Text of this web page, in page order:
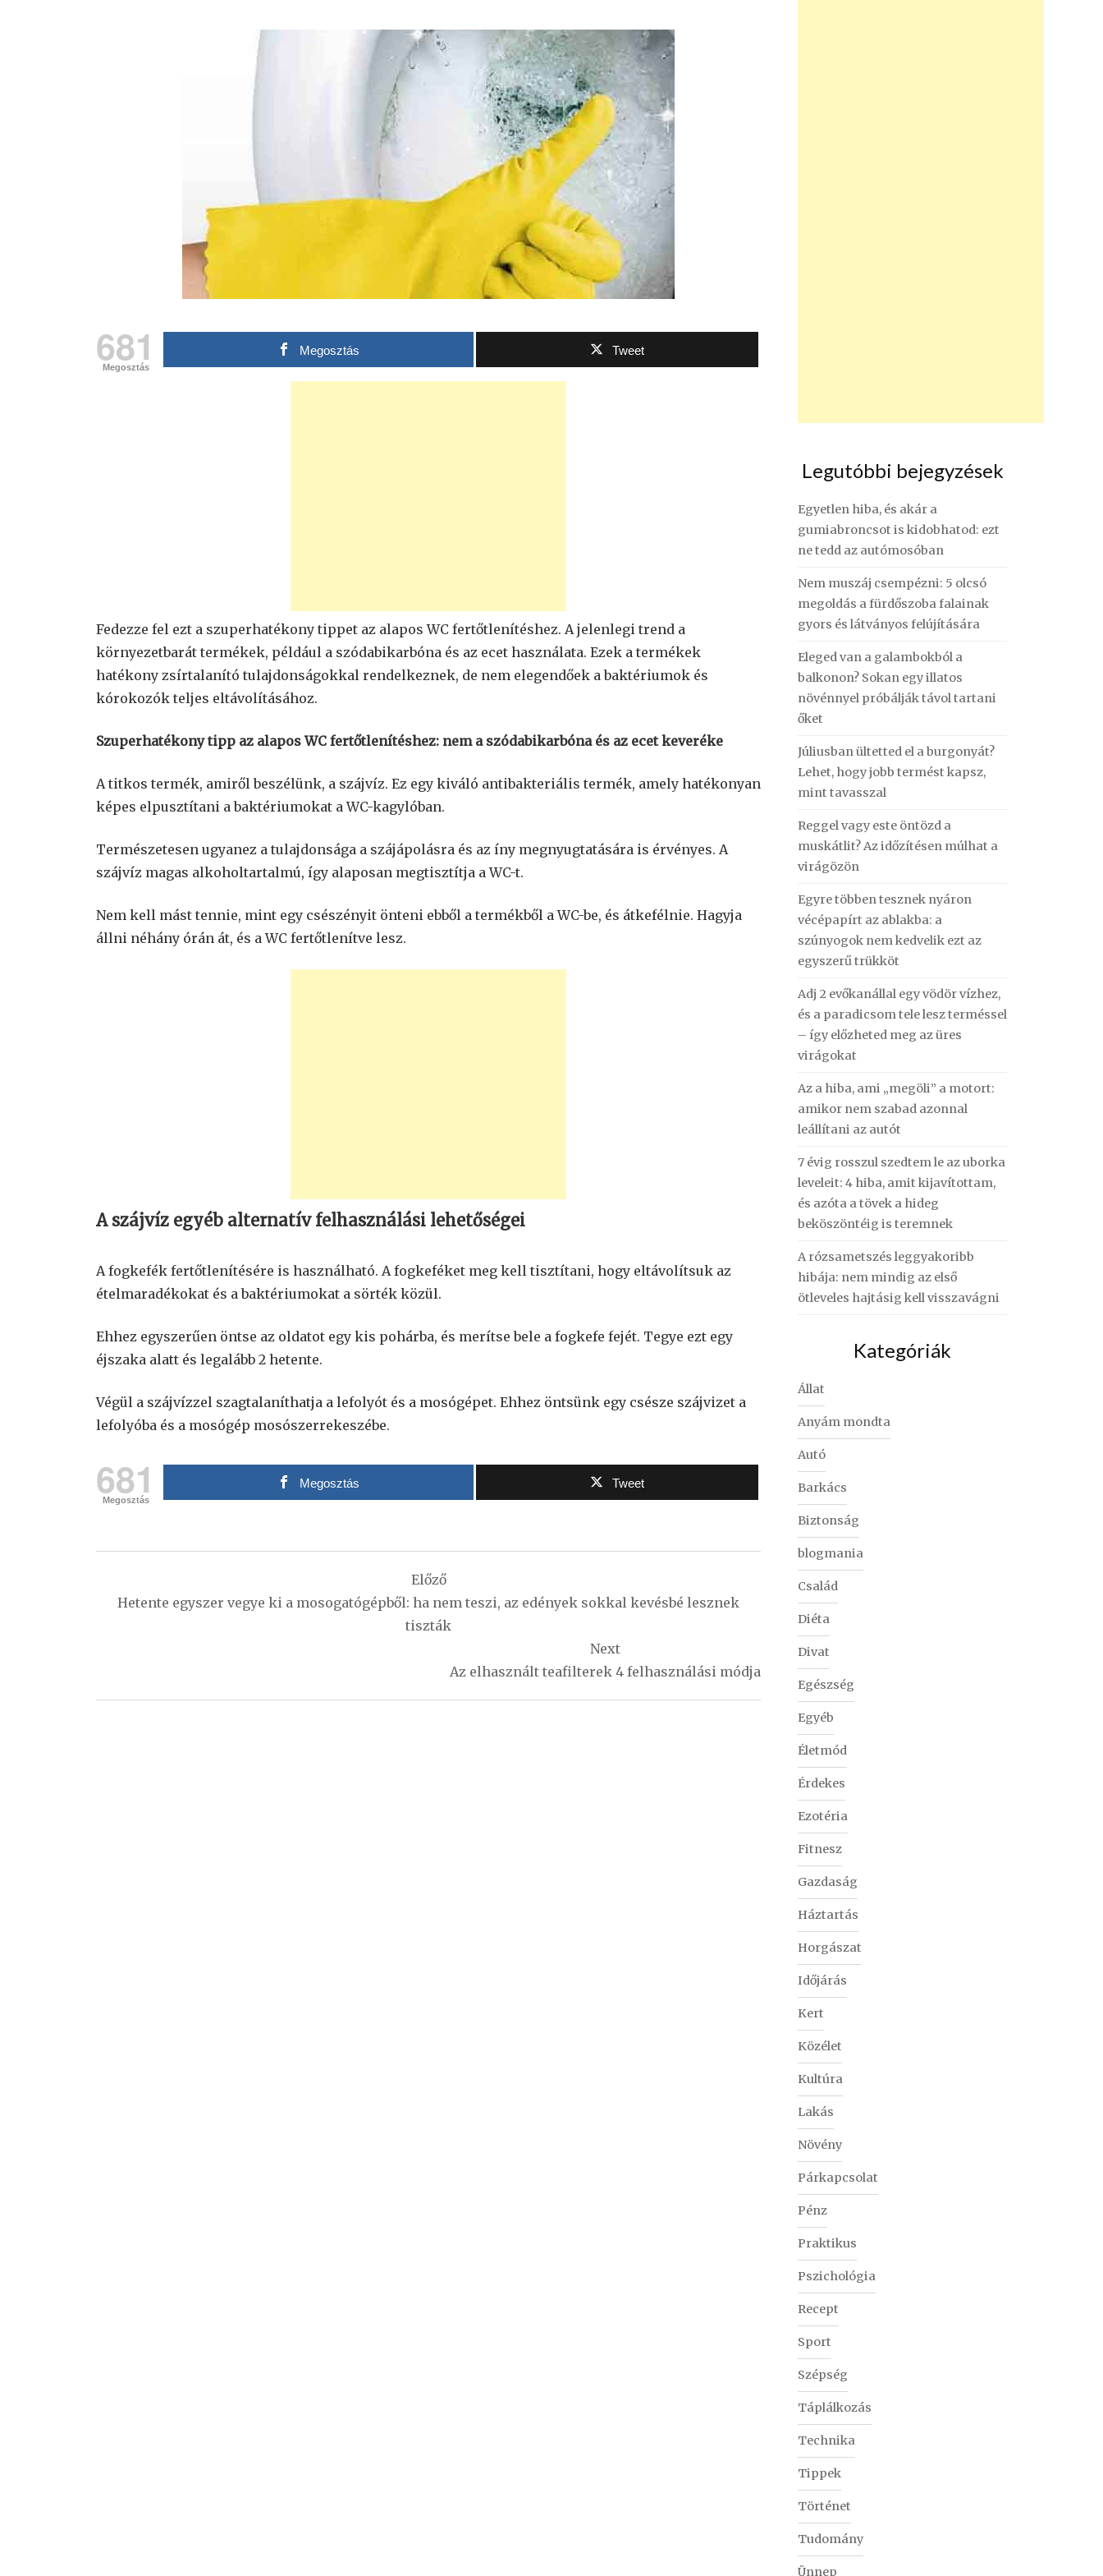
681
Megosztás
Megosztás Tweet
Fedezze fel ezt a szuperhatékony tippet az alapos WC fertőtlenítéshez. A jelenlegi trend a
környezetbarát termékek, például a szódabikarbóna és az ecet használata. Ezek a termékek
hatékony zsírtalanító tulajdonságokkal rendelkeznek, de nem elegendőek a baktériumok és
kórokozók teljes eltávolításához.
Szuperhatékony tipp az alapos WC fertőtlenítéshez: nem a szódabikarbóna és az ecet keveréke
A titkos termék, amiről beszélünk, a szájvíz. Ez egy kiváló antibakteriális termék, amely hatékonyan
képes elpusztítani a baktériumokat a WC-kagylóban.
Természetesen ugyanez a tulajdonsága a szájápolásra és az íny megnyugtatására is érvényes. A
szájvíz magas alkoholtartalmú, így alaposan megtisztítja a WC-t.
Nem kell mást tennie, mint egy csészényit önteni ebből a termékből a WC-be, és átkefélnie. Hagyja
állni néhány órán át, és a WC fertőtlenítve lesz.
A szájvíz egyéb alternatív felhasználási lehetőségei
A fogkefék fertőtlenítésére is használható. A fogkeféket meg kell tisztítani, hogy eltávolítsuk az
ételmaradékokat és a baktériumokat a sörték közül.
Ehhez egyszerűen öntse az oldatot egy kis pohárba, és merítse bele a fogkefe fejét. Tegye ezt egy
éjszaka alatt és legalább 2 hetente.
Végül a szájvízzel szagtalaníthatja a lefolyót és a mosógépet. Ehhez öntsünk egy csésze szájvizet a
lefolyóba és a mosógép mosószerrekeszébe.
681
Megosztás
Megosztás Tweet
navigáció
Előző
Hetente egyszer vegye ki a mosogatógépből: ha nem teszi, az edények sokkal kevésbé lesznek
tiszták
Next
Az elhasznált teafilterek 4 felhasználási módja
Legutóbbi bejegyzések
Egyetlen hiba, és akár a
gumiabroncsot is kidobhatod: ezt
ne tedd az autómosóban
Nem muszáj csempézni: 5 olcsó
megoldás a fürdőszoba falainak
gyors és látványos felújítására
Eleged van a galambokból a
balkonon? Sokan egy illatos
növénnyel próbálják távol tartani
őket
Júliusban ültetted el a burgonyát?
Lehet, hogy jobb termést kapsz,
mint tavasszal
Reggel vagy este öntözd a
muskátlit? Az időzítésen múlhat a
virágözön
Egyre többen tesznek nyáron
vécépapírt az ablakba: a
szúnyogok nem kedvelik ezt az
egyszerű trükköt
Adj 2 evőkanállal egy vödör vízhez,
és a paradicsom tele lesz terméssel
– így előzheted meg az üres
virágokat
Az a hiba, ami „megöli” a motort:
amikor nem szabad azonnal
leállítani az autót
7 évig rosszul szedtem le az uborka
leveleit: 4 hiba, amit kijavítottam,
és azóta a tövek a hideg
beköszöntéig is teremnek
A rózsametszés leggyakoribb
hibája: nem mindig az első
ötleveles hajtásig kell visszavágni
Kategóriák
Állat
Anyám mondta
Autó
Barkács
Biztonság
blogmania
Család
Diéta
Divat
Egészség
Egyéb
Életmód
Érdekes
Ezotéria
Fitnesz
Gazdaság
Háztartás
Horgászat
Időjárás
Kert
Közélet
Kultúra
Lakás
Növény
Párkapcsolat
Pénz
Praktikus
Pszichológia
Recept
Sport
Szépség
Táplálkozás
Technika
Tippek
Történet
Tudomány
Ünnep